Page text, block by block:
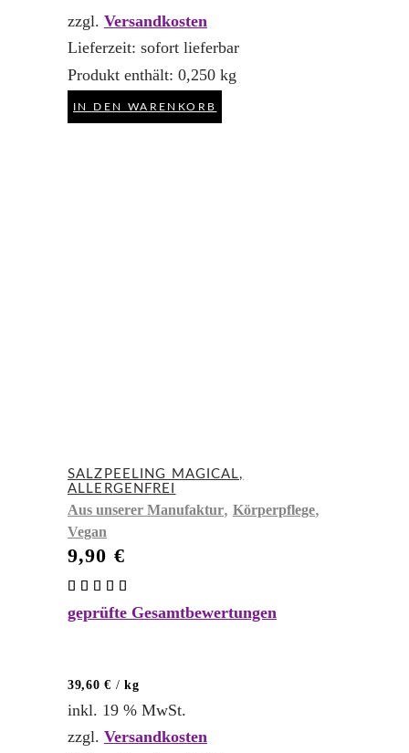
zzgl. Versandkosten
Lieferzeit: sofort lieferbar
Produkt enthält: 0,250 kg
IN DEN WARENKORB
SALZPEELING MAGICAL,
ALLERGENFREI
Aus unserer Manufaktur, Körperpflege,
Vegan
9,90 €
4.83
geprüfte Gesamtbewertungen
39,60€ /kg
inkl. 19 % MwSt.
zzgl. Versandkosten